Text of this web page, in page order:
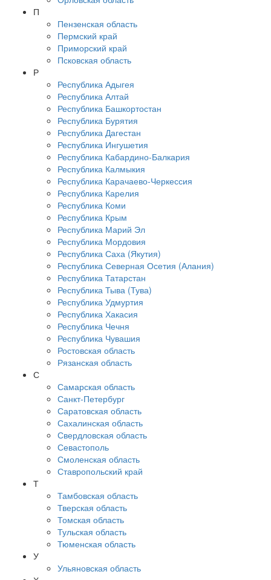
П
Пензенская область
Пермский край
Приморский край
Псковская область
Р
Республика Адыгея
Республика Алтай
Республика Башкортостан
Республика Бурятия
Республика Дагестан
Республика Ингушетия
Республика Кабардино-Балкария
Республика Калмыкия
Республика Карачаево-Черкессия
Республика Карелия
Республика Коми
Республика Крым
Республика Марий Эл
Республика Мордовия
Республика Саха (Якутия)
Республика Северная Осетия (Алания)
Республика Татарстан
Республика Тыва (Тува)
Республика Удмуртия
Республика Хакасия
Республика Чечня
Республика Чувашия
Ростовская область
Рязанская область
С
Самарская область
Санкт-Петербург
Саратовская область
Сахалинская область
Свердловская область
Севастополь
Смоленская область
Ставропольский край
Т
Тамбовская область
Тверская область
Томская область
Тульская область
Тюменская область
У
Ульяновская область